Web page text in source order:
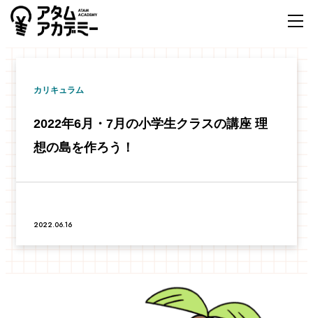
カリキュラム
2022年6月・7月の小学生クラスの講座 理
想の島を作ろう！
2022.06.16